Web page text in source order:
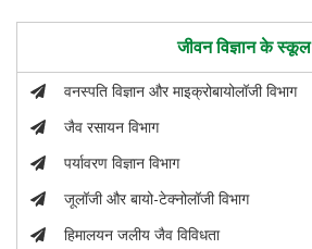
जीवन विज्ञान के स्कूल
वनस्पति विज्ञान और माइक्रोबायोलॉजी विभाग
जैव रसायन विभाग
पर्यावरण विज्ञान विभाग
जूलॉजी और बायो-टेक्नोलॉजी विभाग
हिमालयन जलीय जैव विविधता